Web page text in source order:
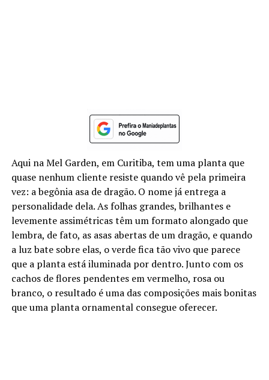
Aqui na Mel Garden, em Curitiba, tem uma planta que
quase nenhum cliente resiste quando vê pela primeira
vez: a begônia asa de dragão. O nome já entrega a
personalidade dela. As folhas grandes, brilhantes e
levemente assimétricas têm um formato alongado que
lembra, de fato, as asas abertas de um dragão, e quando
a luz bate sobre elas, o verde fica tão vivo que parece
que a planta está iluminada por dentro. Junto com os
cachos de flores pendentes em vermelho, rosa ou
branco, o resultado é uma das composições mais bonitas
que uma planta ornamental consegue oferecer.